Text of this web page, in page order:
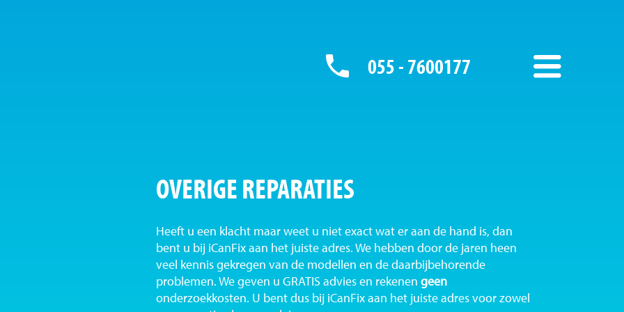
055 - 7600177
OVERIGE REPARATIES
Heeft u een klacht maar weet u niet exact wat er aan de hand is, dan
bent u bij iCanFix aan het juiste adres. We hebben door de jaren heen
veel kennis gekregen van de modellen en de daarbijbehorende
problemen. We geven u GRATIS advies en rekenen geen
onderzoekkosten. U bent dus bij iCanFix aan het juiste adres voor zowel